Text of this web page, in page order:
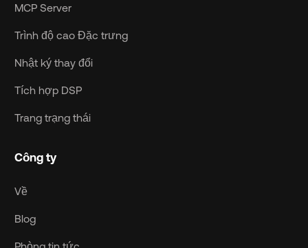
MCP Server
Trình độ cao Đặc trưng
Nhật ký thay đổi
Tích hợp DSP
Trang trạng thái
Công ty
Về
Blog